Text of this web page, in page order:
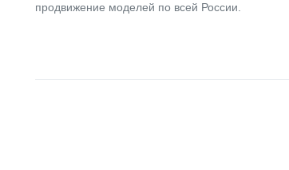
продвижение моделей по всей России.